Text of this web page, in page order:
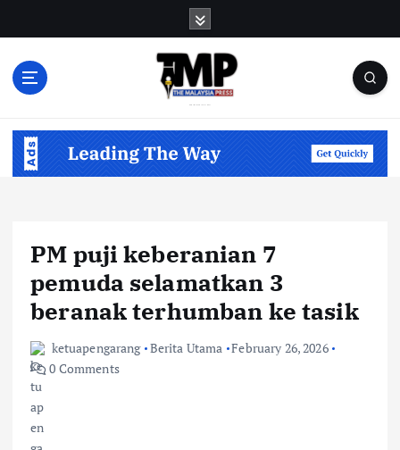
PM puji keberanian 7
pemuda selamatkan 3
beranak terhumban ke tasik
ketuapengarang Berita Utama February 26, 2026
0 Comments